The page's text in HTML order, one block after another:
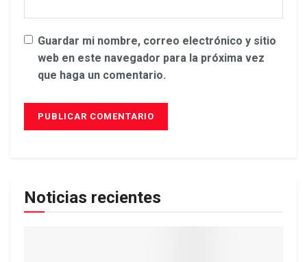
Guardar mi nombre, correo electrónico y sitio
web en este navegador para la próxima vez
que haga un comentario.
Noticias recientes